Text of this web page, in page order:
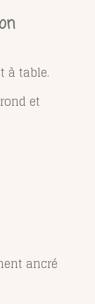
à table.
et
ancré